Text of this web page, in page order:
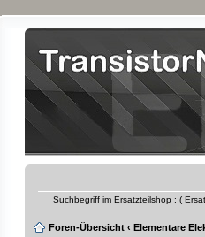
Suchbegriff im Ersatzteilshop : (
Foren-Übersicht ‹ Elementare